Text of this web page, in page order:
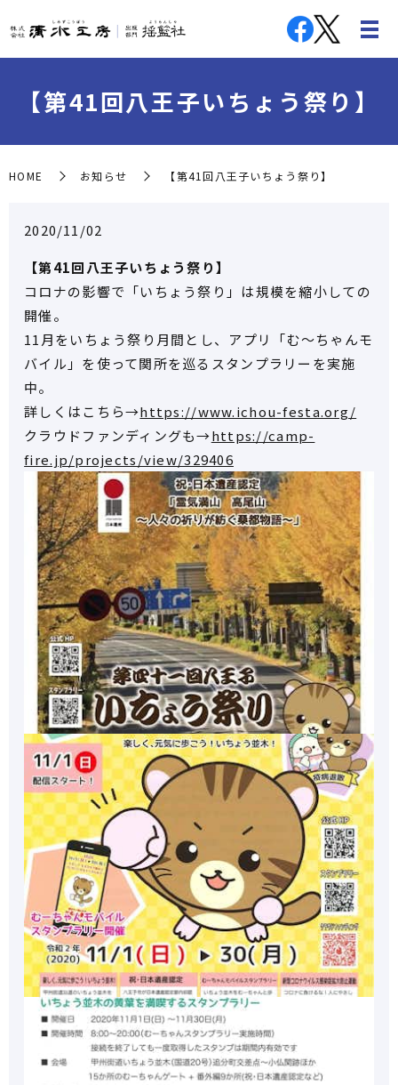
【第41回八王子いちょう祭り】
HOME お知らせ 【第41回八王子いちょう祭り】
2020/11/02
【第41回八王子いちょう祭り】
コロナの影響で「いちょう祭り」は規模を縮小しての
開催。
11月をいちょう祭り月間とし、アプリ「む～ちゃんモ
バイル」を使って関所を巡るスタンプラリーを実施
中。
詳しくはこちら→https://www.ichou-festa.org/
クラウドファンディングも→https://camp-
fire.jp/projects/view/329406